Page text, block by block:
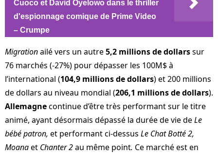
Cuoco et David Oyelowo dans le thriller
d'espionnage comique de Prime Video
– Crumpe
Migrationailé vers un autre5,2 millions de dollarssur
76 marchés (-27%) pour dépasser les 100M$ à
l’international (104,9 millions de dollars) et 200 millions
de dollars au niveau mondial (206,1 millions de dollars).
Allemagnecontinue d’être très performant sur le titre
animé, ayant désormais dépassé la durée de vie deLe
bébé patron, et performant ci-dessus Le Chat Botté 2,
Moanaet Chanter 2au même point. Ce marché est en